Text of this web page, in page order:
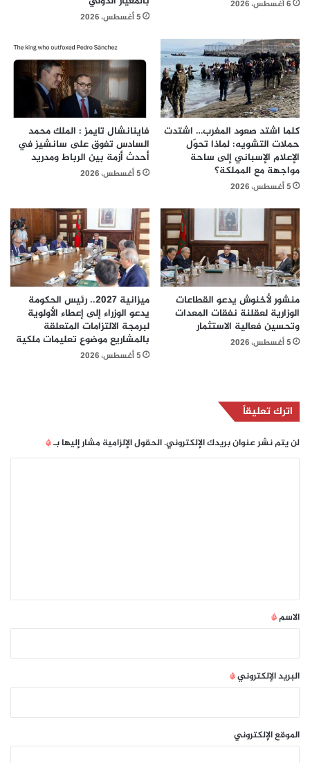
6 أغسطس، 2026
5 أغسطس، 2026
كلما اشتد صعود المغرب… اشتدت
حملات التشويه: لماذا تحوّل
الإعلام الإسباني إلى ساحة
مواجهة مع المملكة؟
5 أغسطس، 2026
فاينانشال تايمز : الملك محمد
السادس تفوق على سانشيز في
أحدث أزمة بين الرباط ومدريد
5 أغسطس، 2026
منشور لأخنوش يدعو القطاعات
الوزارية لعقلنة نفقات المعدات
وتحسين فعالية الاستثمار
5 أغسطس، 2026
ميزانية 2027.. رئيس الحكومة
يدعو الوزراء إلى إعطاء الأولوية
لبرمجة الالتزامات المتعلقة
بالمشاريع موضوع تعليمات ملكية
5 أغسطس، 2026
اترك تعليقاً
لن يتم نشر عنوان بريدك الإلكتروني.الحقول الإلزامية مشار إليها بـ*
*
الاسم*
البريد الإلكتروني*
الموقع الإلكتروني